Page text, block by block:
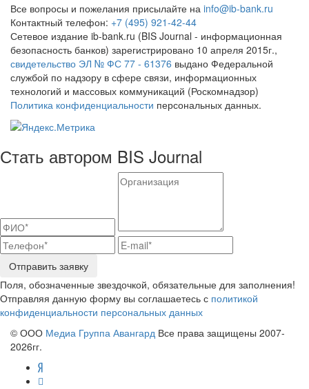
Все вопросы и пожелания присылайте на info@ib-bank.ru
Контактный телефон: +7 (495) 921-42-44
Сетевое издание ib-bank.ru (BIS Journal - информационная
безопасность банков) зарегистрировано 10 апреля 2015г.,
свидетельство ЭЛ № ФС 77 - 61376 выдано Федеральной
службой по надзору в сфере связи, информационных
технологий и массовых коммуникаций (Роскомнадзор)
Политика конфиденциальности персональных данных.
Стать автором BIS Journal
Отправить заявку
Поля, обозначенные звездочкой, обязательные для заполнения!
Отправляя данную форму вы соглашаетесь с политикой
конфиденциальности персональных данных
© ООО Медиа Группа Авангард Все права защищены 2007-
2026гг.